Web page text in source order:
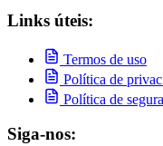
Links úteis:
Termos de uso
Política de
Política de
Siga-nos: